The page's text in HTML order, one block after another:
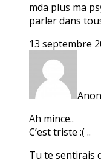
mda plus ma
parler dans
13 septembre
Ah mince..
C’est triste :( ..
Tu te sentirais